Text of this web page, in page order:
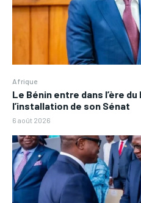
Afrique
Le Bénin entre dans l’ère
l’installation de son Sénat
6 août 2026